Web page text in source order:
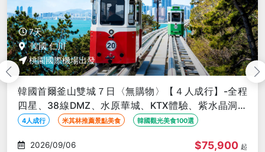
7天
韓國 仁川
桃園國際機場出發
韓國首爾釜山雙城７日〈無購物〉【４人成行】-全程
四星、38線DMZ、水原華城、KTX體驗、紫水晶洞窟
遊船、世界文化遺產
4人成行 米其林推薦景點美食 韓國觀光美食100選
2026/09/06 $75,900 起